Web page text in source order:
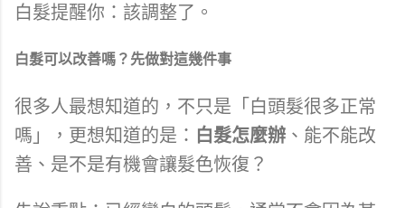
白髮提醒你：該調整了。
白髮可以改善嗎？先做對這幾件事
很多人最想知道的，不只是「白頭髮很多正常
嗎」，更想知道的是： 白髮怎麼辦 、能不能改
善、是不是有機會讓髮色恢復？